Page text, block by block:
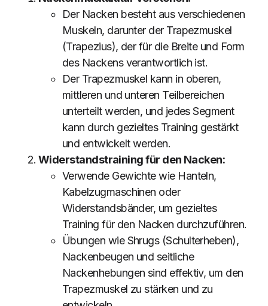
Der Nacken besteht aus verschiedenen
Muskeln, darunter der Trapezmuskel
(Trapezius), der für die Breite und Form
des Nackens verantwortlich ist.
Der Trapezmuskel kann in oberen,
mittleren und unteren Teilbereichen
unterteilt werden, und jedes Segment
kann durch gezieltes Training gestärkt
und entwickelt werden.
Widerstandstraining für den Nacken:
Verwende Gewichte wie Hanteln,
Kabelzugmaschinen oder
Widerstandsbänder, um gezieltes
Training für den Nacken durchzuführen.
Übungen wie Shrugs (Schulterheben),
Nackenbeugen und seitliche
Nackenhebungen sind effektiv, um den
Trapezmuskel zu stärken und zu